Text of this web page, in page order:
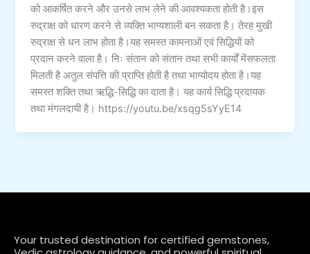
को आकर्षित करने और उनसे लाभ लेने की आवश्यकता होती है।इस
रुद्राक्ष को धारण करने से व्यक्ति भाग्यशाली बन सकता है। तेरह मुखी
रुद्राक्ष से धन लाभ होता है।यह समस्त कामनाओं एवं सिद्धियों को
प्रदान करने वाला है। निः संतान को संतान तथा सभी कार्यों मेंसफलता
मिलती है अतुल संपत्ति की प्राप्ति होती है तथा भाग्योदय होता है।यह
समस्त शक्ति तथा ऋद्धि-सिद्धि का दाता है। यह कार्य सिद्धि प्रदायक
तथा मंगलदायी है। https://youtu.be/xsqg5sYyE14
Your trusted destination for certified gemstones,